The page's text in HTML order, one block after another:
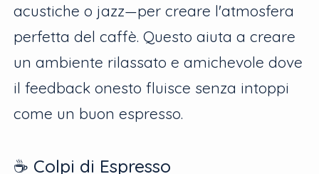
acustiche o jazz—per creare l'atmosfera
perfetta del caffè. Questo aiuta a creare
un ambiente rilassato e amichevole dove
il feedback onesto fluisce senza intoppi
come un buon espresso.
☕ Colpi di Espresso